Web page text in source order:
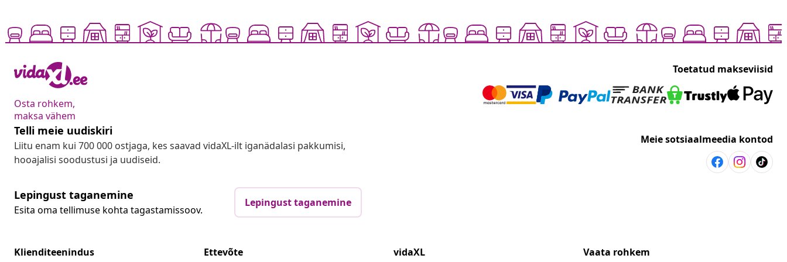
Osta rohkem,
maksa vähem
Toetatud makseviisid
Telli meie uudiskiri
Liitu enam kui 700 000 ostjaga, kes saavad vidaXL-ilt iganädalasi pakkumisi,
hooajalisi soodustusi ja uudiseid.
Meie sotsiaalmeedia kontod
Lepingust taganemine
Esita oma tellimuse kohta tagastamissoov.
Lepingust taganemine
Klienditeenindus Ettevõte vidaXL Vaata rohkem